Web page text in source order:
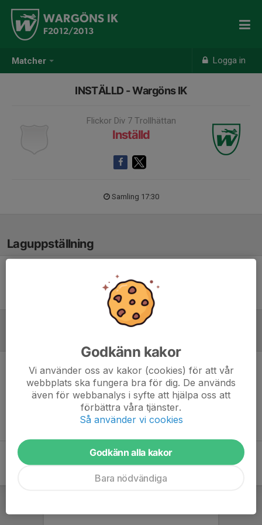
Matcher Logga in
WARGÖNS IK
F2012/2013
INSTÄLLD - Wargöns IK
Flickor Div 7 Trollhättan
Inställd
Samling 17:30
Laguppställning
Ingen uppställning ifylld
Inget referat skrivet
Godkänn kakor
Vi använder oss av kakor (cookies) för att vår
webbplats ska fungera bra för dig. De används
även för webbanalys i syfte att hjälpa oss att
förbättra våra tjänster.
Så använder vi cookies
Godkänn alla kakor
Bara nödvändiga